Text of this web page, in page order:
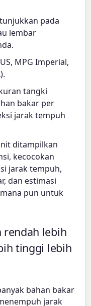
pada
lembar
MPG Imperial,
tangki
bakar per
jarak tempuh
ditampilkan
kecocokan
jarak tempuh,
dan estimasi
pun untuk
rendah lebih
tinggi lebih
bahan bakar
jarak